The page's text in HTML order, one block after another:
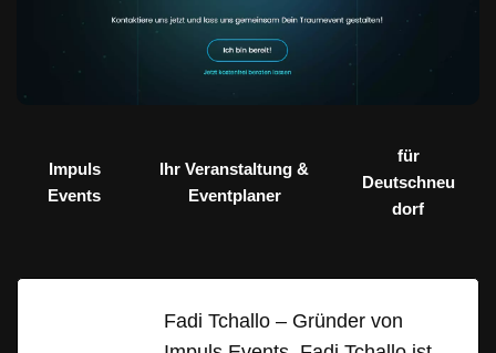
Impuls
Events
Ihr Veranstaltung &
Eventplaner
für
Deutschneu
dorf
Fadi Tchallo – Gründer von